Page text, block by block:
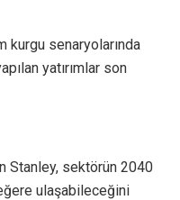
kurgu senaryolarında
yatırımlar son
Stanley, sektörün 2040
ulaşabileceğini